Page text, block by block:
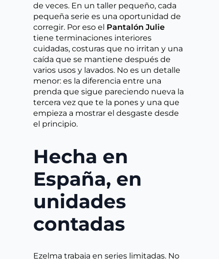
de veces. En un taller pequeño, cada
pequeña serie es una oportunidad de
corregir. Por eso el Pantalón Julie
tiene terminaciones interiores
cuidadas, costuras que no irritan y una
caída que se mantiene después de
varios usos y lavados. No es un detalle
menor: es la diferencia entre una
prenda que sigue pareciendo nueva la
tercera vez que te la pones y una que
empieza a mostrar el desgaste desde
el principio.
Hecha en
España, en
unidades
contadas
Ezelma trabaja en series limitadas. No